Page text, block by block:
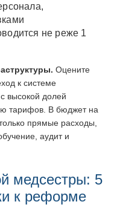
не реже 1
Оцените
к системе
высокой долей
тарифов. В бюджет на
прямые расходы,
аудит и
медсестры: 5
к реформе